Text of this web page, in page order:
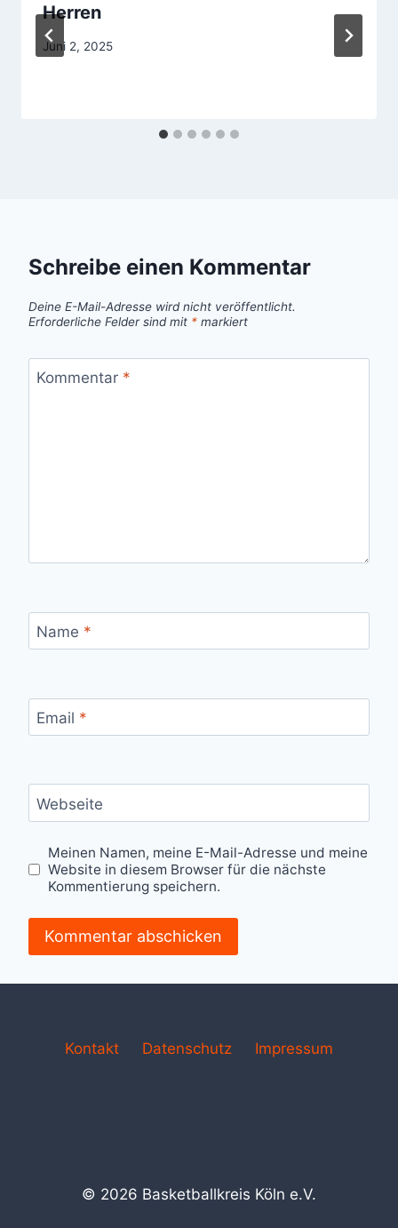
Herren
Juni 2, 2025
Schreibe einen Kommentar
Deine E-Mail-Adresse wird nicht veröffentlicht.
Erforderliche Felder sind mit * markiert
Kommentar *
Name *
Email *
Webseite
Meinen Namen, meine E-Mail-Adresse und meine
Website in diesem Browser für die nächste
Kommentierung speichern.
Kontakt Datenschutz Impressum
© 2026 Basketballkreis Köln e.V.